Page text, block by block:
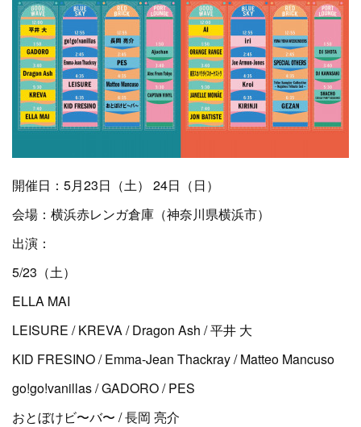
開催日：5月23日（土） 24日（日）
会場：横浜赤レンガ倉庫（神奈川県横浜市）
出演：
5/23（土）
ELLA MAI
LEISURE / KREVA / Dragon Ash / 平井 大
KID FRESINO / Emma-Jean Thackray / Matteo Mancuso
go!go!vanillas / GADORO / PES
おとぼけビ〜バ〜 / 長岡 亮介